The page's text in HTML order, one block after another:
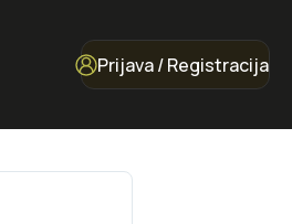
Prijava / Registracija